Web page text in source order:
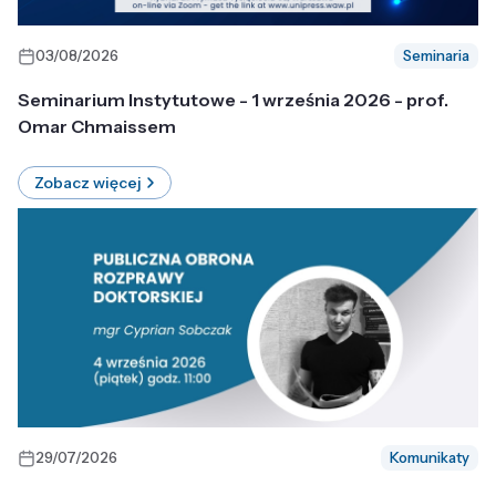
03/08/2026 Seminaria
Seminarium Instytutowe - 1 września 2026 - prof.
Omar Chmaissem
Zobacz więcej
29/07/2026 Komunikaty